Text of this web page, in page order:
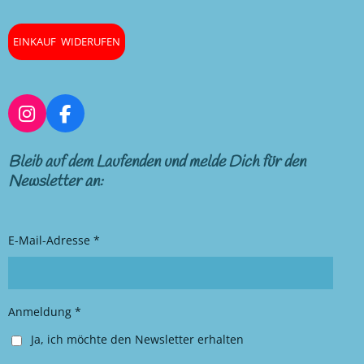
EINKAUF WIDERUFEN
I
n
s
t
a
a
F
a
c
e
b
k
Bleib auf dem Laufenden und melde Dich für den
Newsletter an:
E-Mail-Adresse *
Anmeldung *
Ja, ich möchte den Newsletter erhalten